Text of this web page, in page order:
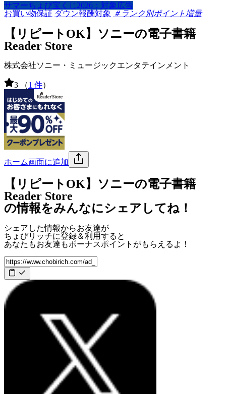
サマーちょび宝くじ2026：対象広告
お買い物保証 ダウン報酬対象 ＃ランク別ポイント増量
【リピートOK】ソニーの電子書籍
Reader Store
株式会社ソニー・ミュージックエンタテインメント
3 （1 件）
ホーム画面に追加
【リピートOK】ソニーの電子書籍
Reader Store
の情報をみんなにシェアしてね！
シェアした情報からお友達が
ちょびリッチに登録＆利用すると
あなたもお友達もボーナスポイント がもらえるよ！